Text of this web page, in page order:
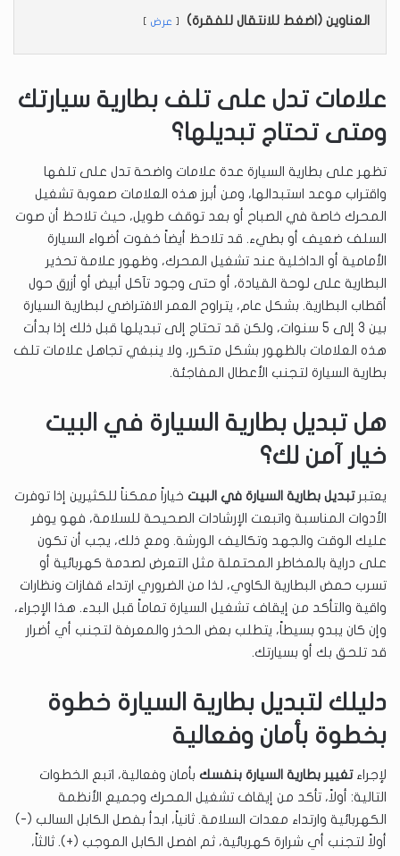
العناوين (اضغط للانتقال للفقرة) عرض
علامات تدل على تلف بطارية سيارتك
ومتى تحتاج تبديلها؟
تظهر على بطارية السيارة عدة علامات واضحة تدل على تلفها
واقتراب موعد استبدالها، ومن أبرز هذه العلامات صعوبة تشغيل
المحرك خاصة في الصباح أو بعد توقف طويل، حيث تلاحظ أن صوت
السلف ضعيف أو بطيء. قد تلاحظ أيضاً خفوت أضواء السيارة
الأمامية أو الداخلية عند تشغيل المحرك، وظهور علامة تحذير
البطارية على لوحة القيادة، أو حتى وجود تآكل أبيض أو أزرق حول
أقطاب البطارية. بشكل عام، يتراوح العمر الافتراضي لبطارية السيارة
بين 3 إلى 5 سنوات، ولكن قد تحتاج إلى تبديلها قبل ذلك إذا بدأت
هذه العلامات بالظهور بشكل متكرر، ولا ينبغي تجاهل علامات تلف
بطارية السيارة لتجنب الأعطال المفاجئة.
هل تبديل بطارية السيارة في البيت
خيار آمن لك؟
يعتبرتبديل بطارية السيارة في البيت خياراً ممكناً للكثيرين إذا توفرت
الأدوات المناسبة واتبعت الإرشادات الصحيحة للسلامة، فهو يوفر
عليك الوقت والجهد وتكاليف الورشة. ومع ذلك، يجب أن تكون
على دراية بالمخاطر المحتملة مثل التعرض لصدمة كهربائية أو
تسرب حمض البطارية الكاوي، لذا من الضروري ارتداء قفازات ونظارات
واقية والتأكد من إيقاف تشغيل السيارة تماماً قبل البدء. هذا الإجراء،
وإن كان يبدو بسيطاً، يتطلب بعض الحذر والمعرفة لتجنب أي أضرار
قد تلحق بك أو بسيارتك.
دليلك لتبديل بطارية السيارة خطوة
بخطوة بأمان وفعالية
لإجراءتغيير بطارية السيارة بنفسك بأمان وفعالية، اتبع الخطوات
التالية: أولاً، تأكد من إيقاف تشغيل المحرك وجميع الأنظمة
الكهربائية وارتداء معدات السلامة. ثانياً، ابدأ بفصل الكابل السالب (-)
أولاً لتجنب أي شرارة كهربائية، ثم افصل الكابل الموجب (+). ثالثاً،